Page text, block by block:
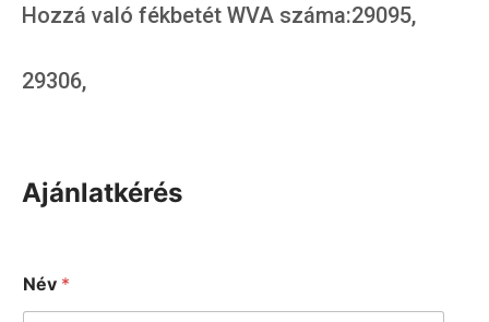
Hozzá való fékbetét WVA száma:29095,
29306,
Ajánlatkérés
Név *